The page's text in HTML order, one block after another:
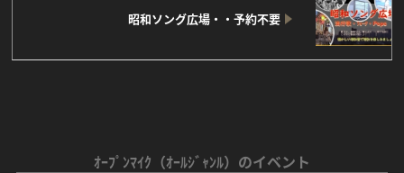
昭和ソング広場・・予約不要
ｵｰﾌﾟﾝﾏｲｸ（ｵｰﾙｼﾞｬﾝﾙ）のイベント